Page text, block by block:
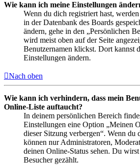
Wie kann ich meine Einstellungen
Wenn du dich registriert hast,
in der Datenbank des Boards
ändern, gehe in den „Persönlichen
wird meist oben auf der Seite
Benutzernamen klickst. Dort kannst
Einstellungen ändern.
Nach oben
Wie kann ich verhindern, dass mein
Online-Liste auftaucht?
In deinem persönlichen Bereich
Einstellungen eine Option „Meinen
dieser Sitzung verbergen“. Wenn du
können nur Administratoren,
deinen Online-Status sehen. Du
Besucher gezählt.